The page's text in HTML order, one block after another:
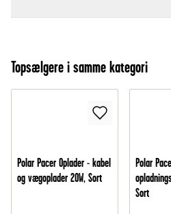
Topsælgere i samme kategori
Polar Pacer Oplader - kabel
og vægoplader 20W, Sort
Polar
Sort